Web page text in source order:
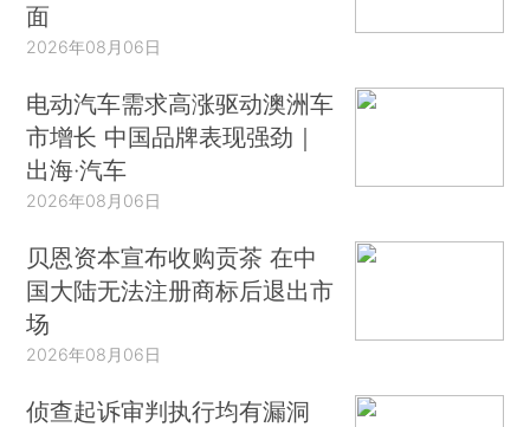
面
2026年08月06日
电动汽车需求高涨驱动澳洲车
市增长 中国品牌表现强劲｜
出海·汽车
2026年08月06日
贝恩资本宣布收购贡茶 在中
国大陆无法注册商标后退出市
场
2026年08月06日
侦查起诉审判执行均有漏洞